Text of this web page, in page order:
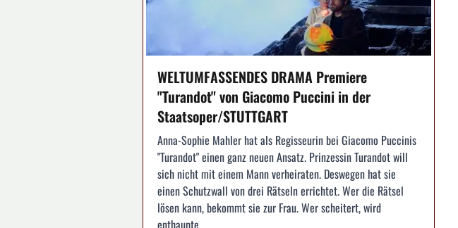
WELTUMFASSENDES DRAMA Premiere
"Turandot" von Giacomo Puccini in der
Staatsoper/STUTTGART
Anna-Sophie Mahler hat als Regisseurin bei Giacomo Puccinis
"Turandot" einen ganz neuen Ansatz. Prinzessin Turandot will
sich nicht mit einem Mann verheiraten. Deswegen hat sie
einen Schutzwall von drei Rätseln errichtet. Wer die Rätsel
lösen kann, bekommt sie zur Frau. Wer scheitert, wird